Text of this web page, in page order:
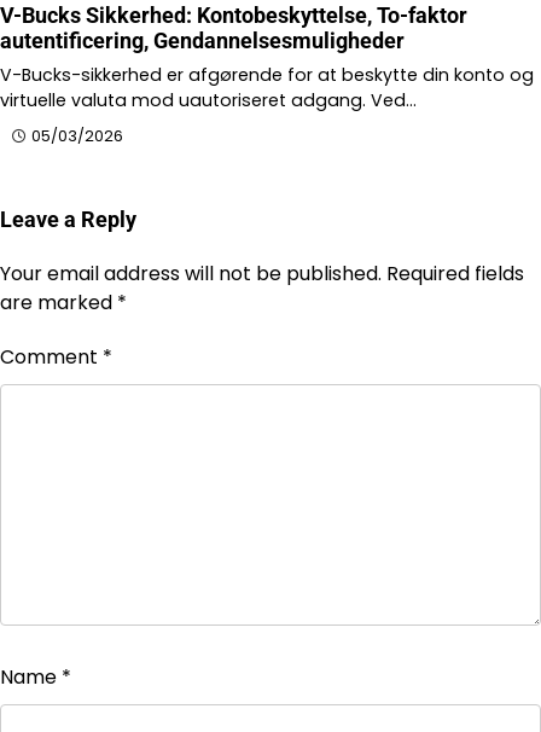
V-Bucks Sikkerhed: Kontobeskyttelse, To-faktor
autentificering, Gendannelsesmuligheder
V-Bucks-sikkerhed er afgørende for at beskytte din konto og
virtuelle valuta mod uautoriseret adgang. Ved…
05/03/2026
Leave a Reply
Your email address will not be published. Required fields
are marked *
Comment *
Name *